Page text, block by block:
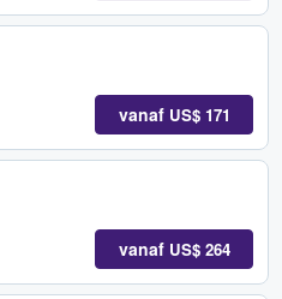
vanaf US$ 171
vanaf US$ 264